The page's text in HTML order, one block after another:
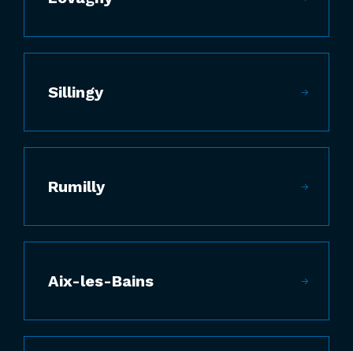
Sillingy
Rumilly
Aix-les-Bains